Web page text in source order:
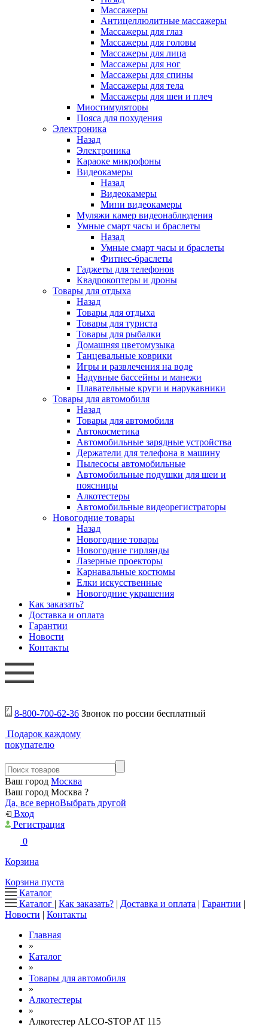
Массажеры
Антицеллюлитные массажеры
Массажеры для глаз
Массажеры для головы
Массажеры для лица
Массажеры для ног
Массажеры для спины
Массажеры для тела
Массажеры для шеи и плеч
Миостимуляторы
Пояса для похудения
Электроника
Назад
Электроника
Караоке микрофоны
Видеокамеры
Назад
Видеокамеры
Мини видеокамеры
Муляжи камер видеонаблюдения
Умные смарт часы и браслеты
Назад
Умные смарт часы и браслеты
Фитнес-браслеты
Гаджеты для телефонов
Квадрокоптеры и дроны
Товары для отдыха
Назад
Товары для отдыха
Товары для туриста
Товары для рыбалки
Домашняя цветомузыка
Танцевальные коврики
Игры и развлечения на воде
Надувные бассейны и манежи
Плавательные круги и нарукавники
Товары для автомобиля
Назад
Товары для автомобиля
Автокосметика
Автомобильные зарядные устройства
Держатели для телефона в машину
Пылесосы автомобильные
Автомобильные подушки для шеи и
поясницы
Алкотестеры
Автомобильные видеорегистраторы
Новогодние товары
Назад
Новогодние товары
Новогодние гирлянды
Лазерные проекторы
Карнавальные костюмы
Елки искусственные
Новогодние украшения
Как заказать?
Доставка и оплата
Гарантии
Новости
Контакты
8-800-700-62-36 Звонок по россии бесплатный
Подарок каждому
покупателю
Ваш город Москва
Ваш город Москва ?
Да, все верноВыбрать другой
Вход
Регистрация
0
Корзина
Корзина пуста
Каталог
Каталог | Как заказать? | Доставка и оплата | Гарантии |
Новости | Контакты
Главная
»
Каталог
»
Товары для автомобиля
»
Алкотестеры
»
Алкотестер ALCO-STOP AT 115